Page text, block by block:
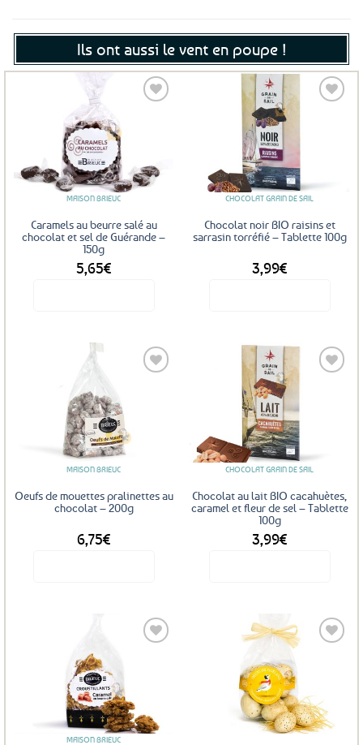
Ils ont aussi le vent en poupe !
MAISON BRIEUC
Caramels au beurre salé au
chocolat et sel de Guérande –
150g
5,65€
CHOCOLAT GRAIN DE SAIL
Chocolat noir BIO raisins et
sarrasin torréfié – Tablette 100g
3,99€
MAISON BRIEUC
Oeufs de mouettes pralinettes au
chocolat – 200g
6,75€
CHOCOLAT GRAIN DE SAIL
Chocolat au lait BIO cacahuètes,
caramel et fleur de sel – Tablette
100g
3,99€
MAISON BRIEUC
favoris